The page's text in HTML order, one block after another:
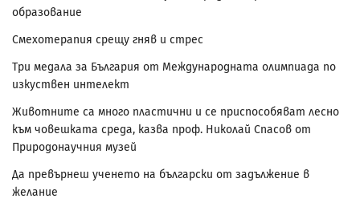
образование
Смехотерапия срещу гняв и стрес
Три медала за България от Международната олимпиада по
изкуствен интелект
Животните са много пластични и се приспособяват лесно
към човешката среда, казва проф. Николай Спасов от
Природонаучния музей
Да превърнеш ученето на български от задължение в
желание